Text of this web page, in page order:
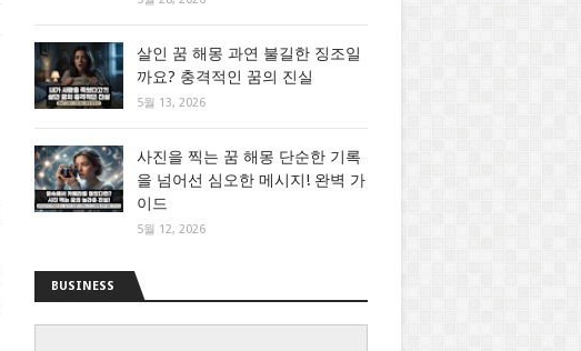
살인 꿈 해몽 과연 불길한 징조일
까요? 충격적인 꿈의 진실
5월 13, 2026
사진을 찍는 꿈 해몽 단순한 기록
을 넘어선 심오한 메시지! 완벽 가
이드
5월 12, 2026
BUSINESS